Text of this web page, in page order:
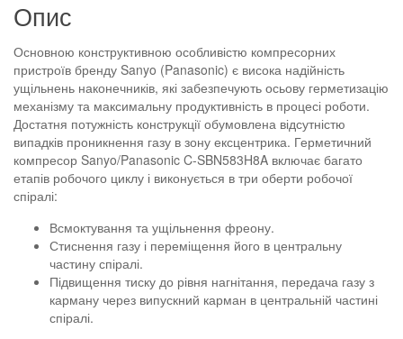
Опис
Основною конструктивною особливістю компресорних
пристроїв бренду Sanyo (Panasonic) є висока надійність
ущільнень наконечників, які забезпечують осьову герметизацію
механізму та максимальну продуктивність в процесі роботи.
Достатня потужність конструкції обумовлена відсутністю
випадків проникнення газу в зону ексцентрика. Герметичний
компресор Sanyo/Panasonic C-SBN583H8A включає багато
етапів робочого циклу і виконується в три оберти робочої
спіралі:
Всмоктування та ущільнення фреону.
Стиснення газу і переміщення його в центральну
частину спіралі.
Підвищення тиску до рівня нагнітання, передача газу з
карману через випускний карман в центральній частині
спіралі.